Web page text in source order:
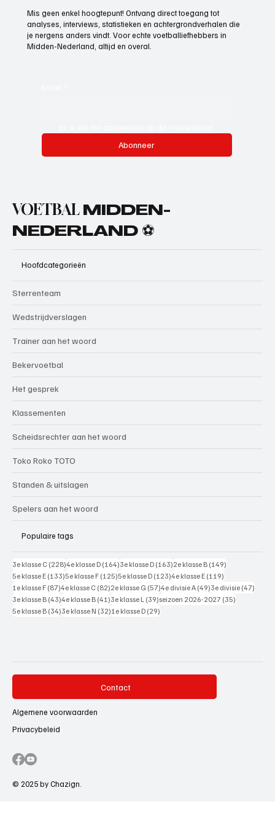
Mis geen enkel hoogtepunt! Ontvang direct toegang tot
analyses, interviews, statistieken en achtergrondverhalen die
je nergens anders vindt. Voor echte voetballiefhebbers in
Midden-Nederland, altijd en overal.
Abonneer
VOETBAL MIDDEN-
NEDERLAND ⚽
Hoofdcategorieën
Sterrenteam
Wedstrijdverslagen
Trainer aan het woord
Bekervoetbal
Het gesprek
Klassementen
Scheidsrechter aan het woord
Toko Roko TOTO
Standen & uitslagen
Spelers aan het woord
Populaire tags
3e klasse C (228)228 posts
4e klasse D (164)164 posts
3e klasse D (163)163 posts
2e klasse B (149)
5e klasse E (133)133 posts
5e klasse F (125)125 posts
5e klasse D (123)123 posts
4e klasse E (119)
1e klasse F (87)87 posts
4e klasse C (82)82 posts
2e klasse G (57)57 posts
4e divisie A (49)49 posts
3e divisie (47)
3e klasse B (43)43 posts
4e klasse B (41)41 posts
3e klasse L (39)39 posts
seizoen 2026-2027 (35)
5e klasse B (34)34 posts
3e klasse N (32)32 posts
1e klasse D (29)
Contact
Algemene voorwaarden
Privacybeleid
© 2025 by Chazign.